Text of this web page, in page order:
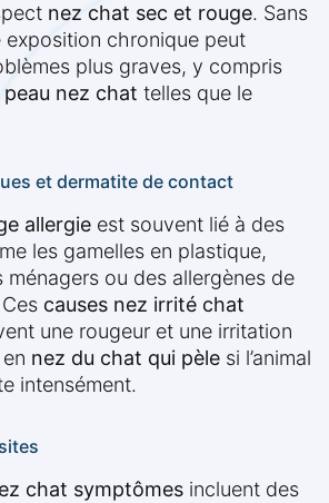
nez chat sec et rouge. Sans
chronique peut
plus graves, y compris
nez chat telles que le
et dermatite de contact
allergie est souvent lié à des
les gamelles en plastique,
ou des allergènes de
causes nez irrité chat
une rougeur et une irritation
nez du chat qui pèle si l’animal
intensément.
chat symptômes incluent des